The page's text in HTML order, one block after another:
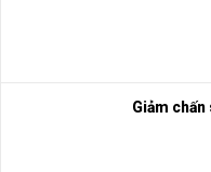
Giảm chấn